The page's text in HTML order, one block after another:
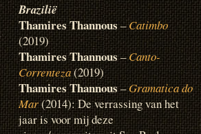
Brazilië
Thamires Thannous–Catimbo
(2019)
Thamires Thannous–Canto-
Correnteza(2019)
Thamires Thannous–Gramatica do
Mar(2014): De verrassing van het
jaar is voor mij deze